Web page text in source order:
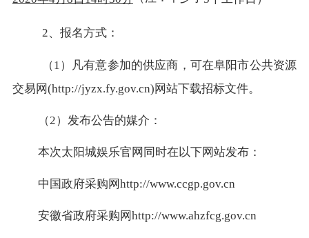
2、报名方式：
（1）凡有意参加的供应商，可在阜阳市公共资源
交易网(http://jyzx.fy.gov.cn)网站下载招标文件。
（2）发布公告的媒介：
本次太阳城娱乐官网同时在以下网站发布：
中国政府采购网http://www.ccgp.gov.cn
安徽省政府采购网http://www.ahzfcg.gov.cn